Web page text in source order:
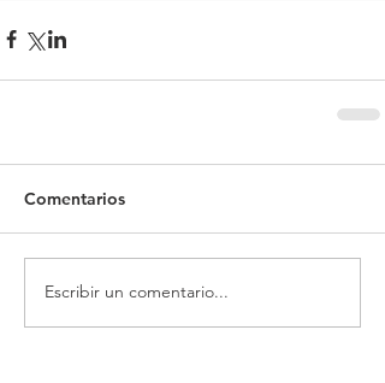
Comentarios
Escribir un comentario...